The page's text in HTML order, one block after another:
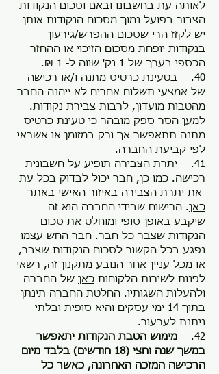
לאותה עת בחשבונו ובאם וסכום הנקודות
הצבור בפועל נמוך מסכום הנקודות אותן
יש לקזז הרי שסכום ההפרש/גירעון
בנקודות יופחת מסכום הזיכוי או ההחזר
הכספי בערך של 1 נק' שווה ל- 1 ₪.
40. בטעינת כרטיס מתנה ו/או רכישה
של אמצעי תשלום אחרים לא ייהנה החבר
מהטבות מועדון, לרבות צבירת נקודות.
למען הסר ספק מובהר כי טעינת כרטיס
מתנה תתאפשר אך ורק במזומן או אשראי
לפי קביעת החברה.
41. יתרת הצבירה תופיע על חשבונית
רכישה. כמו כן, חבר יכול לבדוק בכל עת
את יתרת הצבירה באיזור האישי באתר
כאן. הרישום שבידי החברה הוא זה
שיקבע באופן סופי ומוחלט את סכום
הנקודות שצבר כל חבר. חבר החש עצמו
נפגע בכל הקשור לסכום הנקודות שצבר,
או מכל עניין אחר הנובע מתקנון זה, רשאי
לפנות לשירות הלקוחות כאן של החברה
ולהעלות השגותיו. החלטת החברה תינתן
בתוך 14 ימי עסקים והיא סופית ובלתי
ניתנת לערעור.
42.
מימוש הטבת הנקודות יתאפשר
במשך שנה וחצי (18 חודשים) בלבד מיום
הרכישה המזכה האחרונה, כאשר כל